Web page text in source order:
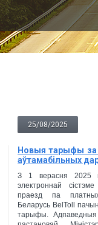
25/08/2025
Новыя тарыфы за
аўтамабільных
З 1 верасня 2025
электроннай
праезд па платных
Беларусь BelToll
тарыфы. Адпаведныя